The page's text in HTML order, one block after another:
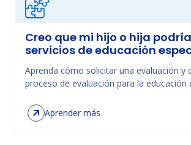
Creo que mi hijo o hija
servicios de educación
Aprenda cómo solicitar una evaluación y
proceso de evaluación para la educación
Aprender más